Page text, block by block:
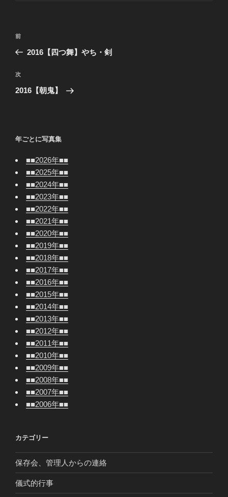
投
ナ
ビ
ゲ
ン
前
の
稿
前
2016【四つ舞】やち・剣
次
の
次
2016【朝鬼】
年ごとに写真集
■■2026年■■
■■2025年■■
■■2024年■■
■■2023年■■
■■2022年■■
■■2021年■■
■■2020年■■
■■2019年■■
■■2018年■■
■■2017年■■
■■2016年■■
■■2015年■■
■■2014年■■
■■2013年■■
■■2012年■■
■■2011年■■
■■2010年■■
■■2009年■■
■■2008年■■
■■2007年■■
■■2006年■■
カテゴリー
保存会、管理人からの連絡
儀式的行事